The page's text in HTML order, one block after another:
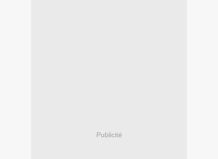
Publicité